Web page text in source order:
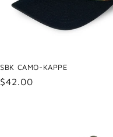
SBK CAMO-KAPPE
Normaler
$42.00